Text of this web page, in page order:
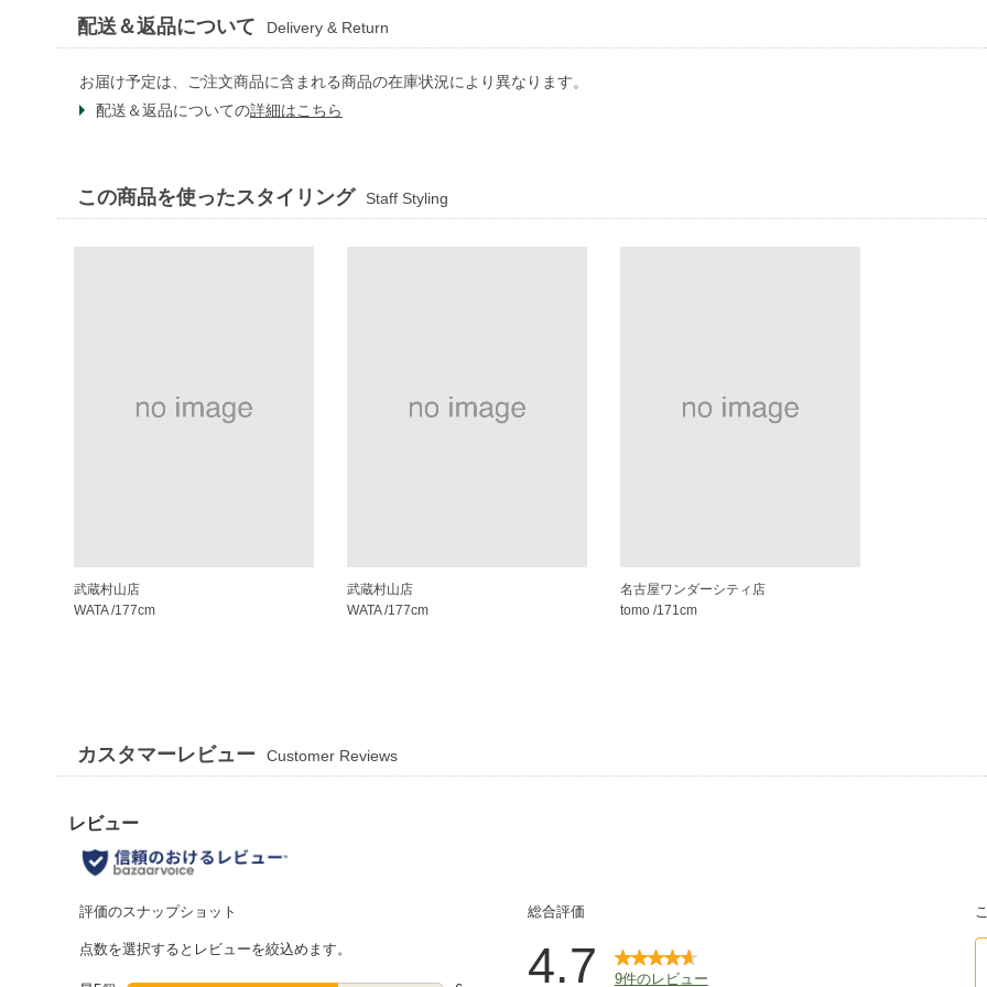
配送＆返品について Delivery & Return
お届け予定は、ご注文商品に含まれる商品の在庫状況により異なります。
配送＆返品についての詳細はこちら
この商品を使ったスタイリング Staff Styling
武蔵村山店
WATA/177cm
武蔵村山店
WATA/177cm
名古屋ワンダーシティ店
tomo /171cm
カスタマーレビュー Customer Reviews